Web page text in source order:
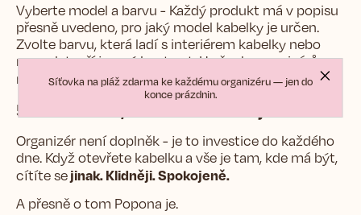
Síťovka na pláž zdarma ke každému organizéru — jen do
konce prázdnin.
Vyberte model a barvu - Každý produkt má v popisu
přesně uvedeno, pro jaký model kabelky je určen.
Zvolte barvu, která ladí s interiérem kabelky nebo
naopak tvoří jemný kontrast. U všech organizérů
nabízímei personalizaci monogramem.
5. Zkušenost, kterou si zamilujete
Organizér není doplněk - je to investice do každého
dne. Když otevřete kabelkua vše je tam, kde má být,
cítíte sejinak. Klidněji. Spokojeně.
A přesně o tom Popona je.